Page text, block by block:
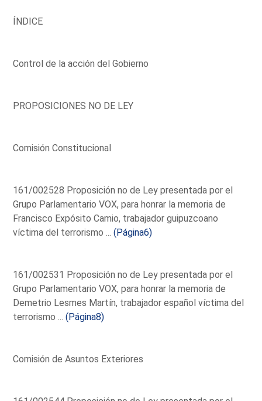
ÍNDICE
Control de la acción del Gobierno
PROPOSICIONES NO DE LEY
Comisión Constitucional
161/002528 Proposición no de Ley presentada por el
Grupo Parlamentario VOX, para honrar la memoria de
Francisco Expósito Camio, trabajador guipuzcoano
víctima del terrorismo ...(Página6)
161/002531 Proposición no de Ley presentada por el
Grupo Parlamentario VOX, para honrar la memoria de
Demetrio Lesmes Martín, trabajador español víctima del
terrorismo ...(Página8)
Comisión de Asuntos Exteriores